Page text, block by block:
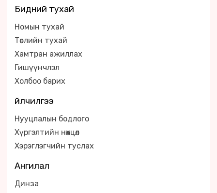
Бидний тухай
Номын тухай
Төслийн тухай
Хамтран ажиллах
Гишүүнчлэл
Холбоо барих
Үйлчилгээ
Нууцлалын бодлого
Хүргэлтийн нөхцөл
Хэрэглэгчийн туслах
Ангилал
Динза